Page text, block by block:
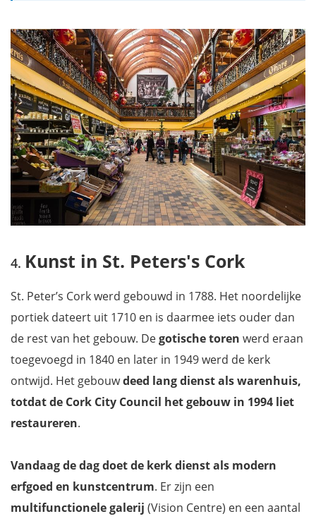
Kunst in St. Peters's Cork
St. Peter’s Cork werd gebouwd in 1788. Het noordelijke
portiek dateert uit 1710 en is daarmee iets ouder dan
de rest van het gebouw. Degotische toren werd eraan
toegevoegd in 1840 en later in 1949 werd de kerk
ontwijd. Het gebouwdeed lang dienst als warenhuis,
totdat de Cork City Council het gebouw in 1994 liet
restaureren.
Vandaag de dag doet de kerk dienst als modern
erfgoed en kunstcentrum. Er zijn een
multifunctionele galerij (Vision Centre) en een aantal